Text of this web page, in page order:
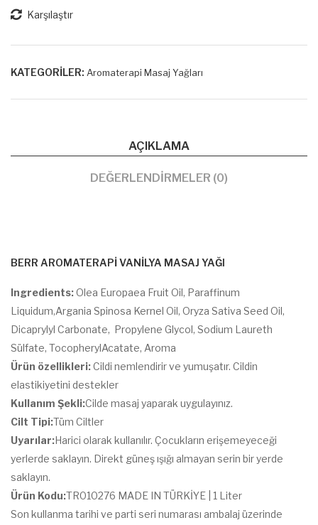
Karşılaştır
KATEGORILER: Aromaterapi Masaj Yağları
AÇIKLAMA
DEĞERLENDIRMELER (0)
BERR AROMATERAPİ VANİLYA MASAJ YAĞI
Ingredients:Olea Europaea Fruit Oil, Paraffinum
Liquidum,Argania Spinosa Kernel Oil, Oryza Sativa Seed Oil,
Dicaprylyl Carbonate, Propylene Glycol, Sodium Laureth
Sülfate, TocopherylAcatate, Aroma
Ürün özellikleri:Cildi nemlendirir ve yumuşatır. Cildin
elastikiyetini destekler
Kullanım Şekli:Cilde masaj yaparak uygulayınız.
Cilt Tipi:Tüm Ciltler
Uyarılar:Harici olarak kullanılır. Çocukların erişemeyeceği
yerlerde saklayın. Direkt güneş ışığı almayan serin bir yerde
saklayın.
Ürün Kodu:TR010276 MADE IN TÜRKİYE | 1 Liter
Son kullanma tarihi ve parti seri numarası ambalaj üzerinde